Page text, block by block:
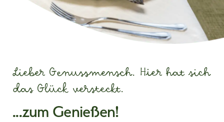
…Urlauber
Bildergalerie & Videos
FAQs
Zum Newsletter anmelden
Pauschalen
Wandern Berge Wellness
Verpflegung & Inklusivleistungen
Wellness
Seminare
Kulinarische Thementage
Feste & Gruppen
Wildpark Rundwanderwege
Bienen-Erlebnis-Rundweg
Streichelzoo & Spielplatz
Webshop
Aktiv
Wandern ab Haus
Andere Sommeraktivitäten
Winter
Langlaufen & Winterwandern
Das "Kleefeld-Jahr"
Highlights für:
Lieber Genussmensch. Hier hat sich
das Glück versteckt.
...zum Genießen!